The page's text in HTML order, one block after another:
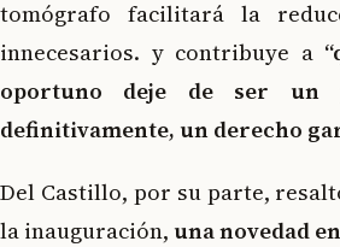
tomógrafo facilitará la
innecesarios. y contribuye a
oportuno deje de ser un
definitivamente, un derecho
Del Castillo, por su parte,
la inauguración,una novedad